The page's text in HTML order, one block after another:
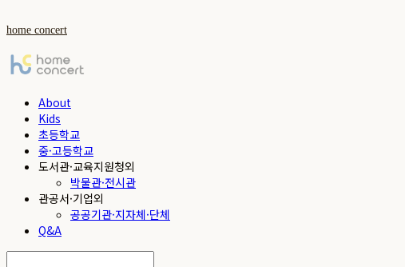
home concert
About
Kids
초등학교
중·고등학교
도서관·교육지원청외
박물관·전시관
관공서·기업외
공공기관·지자체·단체
Q&A